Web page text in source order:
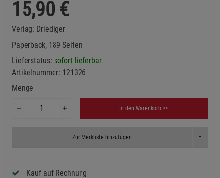
15,90 €
Verlag: Driediger
Paperback, 189 Seiten
Lieferstatus: sofort lieferbar
Artikelnummer: 121326
Menge
In den Warenkorb >>
Zur Merkliste hinzufügen Toggle
Kauf auf Rechnung